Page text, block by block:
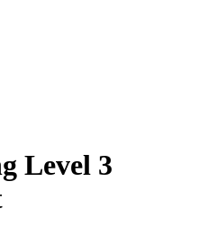
Level 3